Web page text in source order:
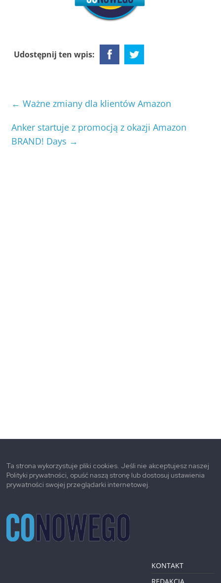
Udostępnij ten wpis:
← Ważne zmiany dla klientów Amazon
Anker startuje z promocją z okazji Amazon
BRAND! Days →
Ta strona wykorzystuje pliki cookies. Jeśli nie akceptujesz naszej
Polityki prywatności, opuść naszą stronę lub dostosuj ustawienia
prywatności swojej przeglądarki internetowej.
KONTAKT